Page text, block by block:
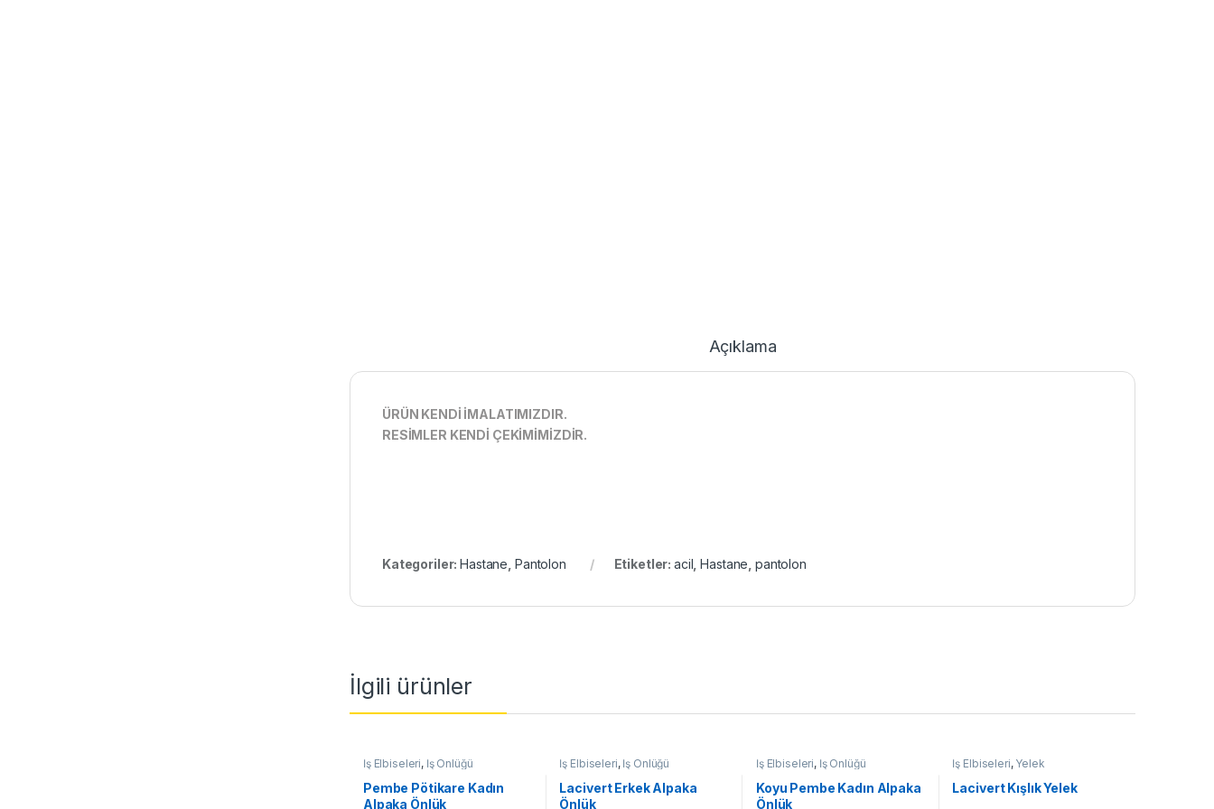
Açıklama
ÜRÜN KENDİ İMALATIMIZDIR.
RESİMLER KENDİ ÇEKİMİMİZDİR.
Kategoriler:Hastane Pantolon Etiketler:acil ,Hastane pantolon
İlgili ürünler
İş Elbiseleri, İş Önlüğü
Pembe Pötikare Kadın
Alpaka Önlük
İş Elbiseleri, İş Önlüğü
Lacivert Erkek Alpaka
Önlük
İş Elbiseleri, İş Önlüğü
Koyu Pembe Kadın Alpaka
Önlük
İş Elbiseleri, Yelek
Lacivert Kışlık Yelek